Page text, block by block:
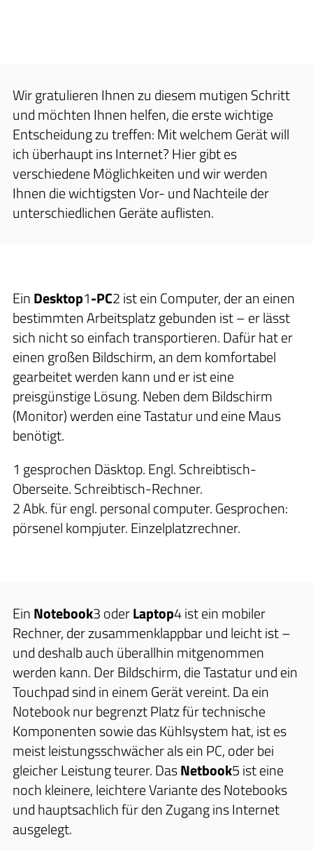
Wir gratulieren Ihnen zu diesem mutigen Schritt
und möchten Ihnen helfen, die erste wichtige
Entscheidung zu treffen: Mit welchem Gerät will
ich überhaupt ins Internet? Hier gibt es
verschiedene Möglichkeiten und wir werden
Ihnen die wichtigsten Vor- und Nachteile der
unterschiedlichen Geräte auflisten.
EinDesktop1-PC2ist ein Computer, der an einen
bestimmten Arbeitsplatz gebunden ist – er lässt
sich nicht so einfach transportieren. Dafür hat er
einen großen Bildschirm, an dem komfortabel
gearbeitet werden kann und er ist eine
preisgünstige Lösung. Neben dem Bildschirm
(Monitor) werden eine Tastatur und eine Maus
benötigt.
1 gesprochen Däsktop. Engl. Schreibtisch-
Oberseite. Schreibtisch-Rechner.
2 Abk. für engl. personal computer. Gesprochen:
pörsenel kompjuter. Einzelplatzrechner.
EinNotebook3oderLaptop4ist ein mobiler
Rechner, der zusammenklappbar und leicht ist –
und deshalb auch überallhin mitgenommen
werden kann. Der Bildschirm, die Tastatur und ein
Touchpad sind in einem Gerät vereint. Da ein
Notebook nur begrenzt Platz für technische
Komponenten sowie das Kühlsystem hat, ist es
meist leistungsschwächer als ein PC, oder bei
gleicher Leistung teurer. DasNetbook5ist eine
noch kleinere, leichtere Variante des Notebooks
und hauptsachlich für den Zugang ins Internet
ausgelegt.